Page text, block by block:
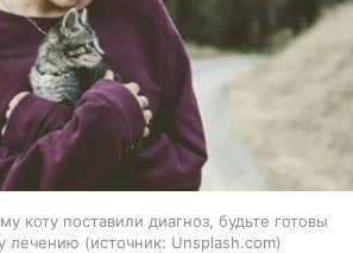
коту поставили диагноз, будьте готовы
лечению
источник: Unsplash.com